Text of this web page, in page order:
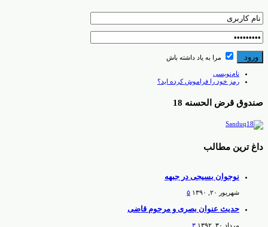
مرا به یاد داشته باش
نام‌نویسی
رمز خود را فراموش کرده اید؟
صندوق قرض الحسنه 18
داغ ترین مطالب
نوجوان بسیجی در جبهه
شهریور ۲۰, ۱۳۹۰ ۵
حدیث عنوان بصری و مرحوم قاضی
مرداد ۳۰, ۱۳۹۲ ۳